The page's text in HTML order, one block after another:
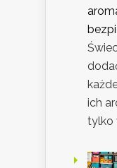
ich
tylko